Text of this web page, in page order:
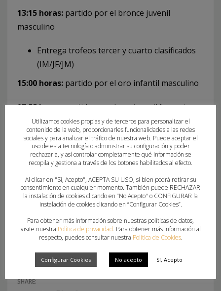
13:15 horas: partido por el bronce juvenil
masculino
Entrega trofeos tercer y cuarto clasificados
(IM/JF/JM)
15:00 horas: partido por el oro infantil masculino
17:00 horas:partido por el oro juvenil femenino
19:00 horas:partido por el oro juvenil masculino
Entrega de trofeos primer y segundo
clasificados (IM/JF/JM)
*En el caso de finalizar el tiempo reglamentario de
los partidos en empate, el método de desempate
se reflejará en la normativa específica para este
evento.
Utilizamos cookies propias y de terceros para personalizar el
contenido de la web, proporcionarles funcionalidades a las redes
sociales y para analizar el tráfico de nuestra web. Puede aceptar el
uso de esta tecnología o administrar su configuración y poder
rechazarla, y así controlar completamente qué información se
recopila y gestiona a través de los botones habilitados al efecto.
Al clicar en "Sí, Acepto", ACEPTA SU USO, si bien podrá retirar su
consentimiento en cualquier momento. También puede RECHAZAR
la instalación de cookies clicando en “No Acepto" o CONFIGURAR la
instalación de cookies clicando en “Configurar Cookies”.
Para obtener más información sobre nuestras políticas de datos,
visite nuestra Política de privacidad. Para obtener más información al
respecto, puedes consultar nuestra Política de Cookies.
Configurar Cookies No acepto Sí, Acepto